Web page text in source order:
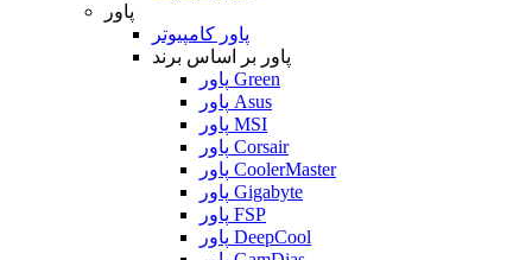
پاور
پاور کامپیوتر
پاور بر اساس برند
پاور Green
پاور Asus
پاور MSI
پاور Corsair
پاور CoolerMaster
پاور Gigabyte
پاور FSP
پاور DeepCool